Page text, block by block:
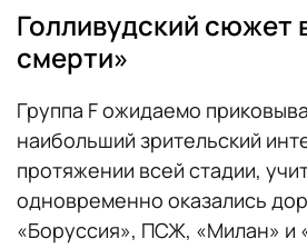
Голливудский сюжет
смерти»
Группа F ожидаемо
наибольший зрительский
протяжении всей стадии,
одновременно оказались
«Боруссия», ПСЖ, «Милан» и